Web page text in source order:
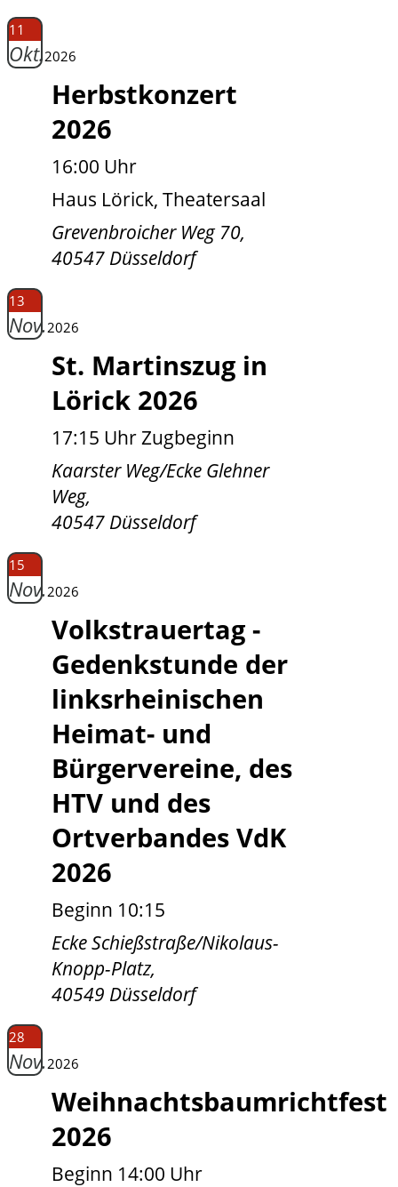
11
Okt.2026
Herbstkonzert
2026
16:00 Uhr
Haus Lörick, Theatersaal
Grevenbroicher Weg 70,
40547 Düsseldorf
13
Nov.2026
St. Martinszug in
Lörick 2026
17:15 Uhr Zugbeginn
Kaarster Weg/Ecke Glehner
Weg,
40547 Düsseldorf
15
Nov.2026
Volkstrauertag -
Gedenkstunde der
linksrheinischen
Heimat- und
Bürgervereine, des
HTV und des
Ortverbandes VdK
2026
Beginn 10:15
Ecke Schießstraße/Nikolaus-
Knopp-Platz,
40549 Düsseldorf
28
Nov.2026
Weihnachtsbaumrichtfest
2026
Beginn 14:00 Uhr